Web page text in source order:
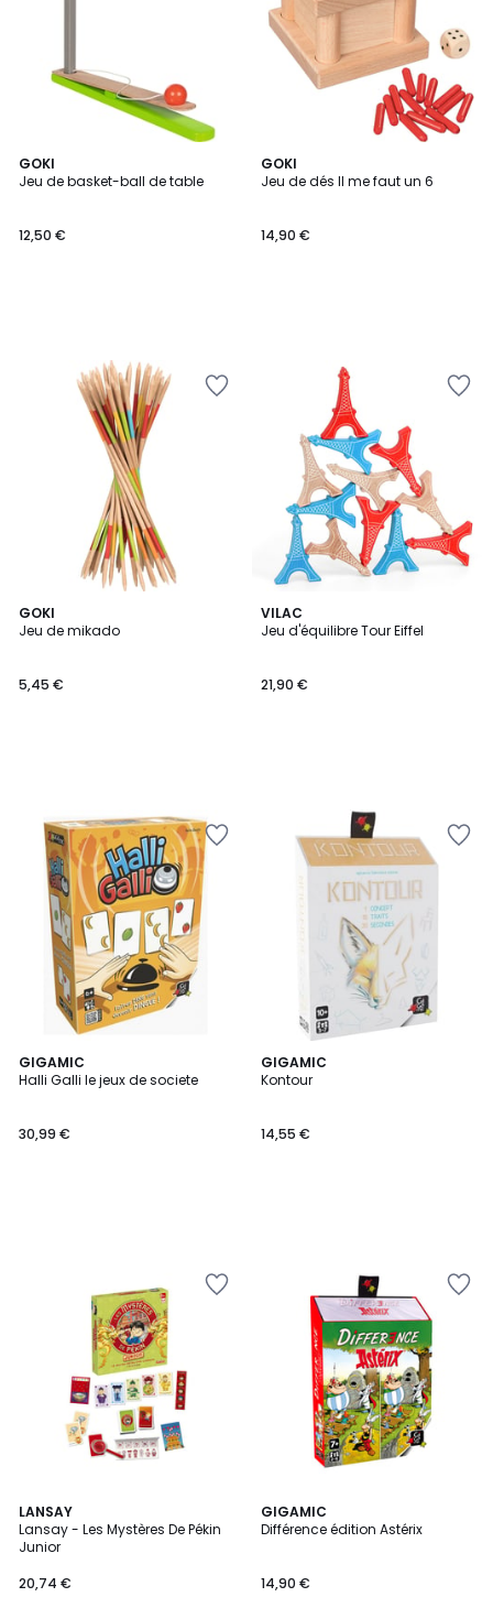
GOKI
Jeu de basket-ball de table
12,50 €
GOKI
Jeu de dés Il me faut un 6
14,90 €
GOKI
Jeu de mikado
5,45 €
VILAC
Jeu d'équilibre Tour Eiffel
21,90 €
GIGAMIC
Halli Galli le jeux de societe
30,99 €
GIGAMIC
Kontour
14,55 €
LANSAY
Lansay - Les Mystères De Pékin
Junior
20,74 €
GIGAMIC
Différence édition Astérix
14,90 €